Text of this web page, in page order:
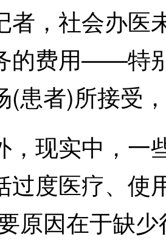
者，社会办医
的费用——特
(患者)所接受
现实中，一
过度医疗、使
原因在于缺